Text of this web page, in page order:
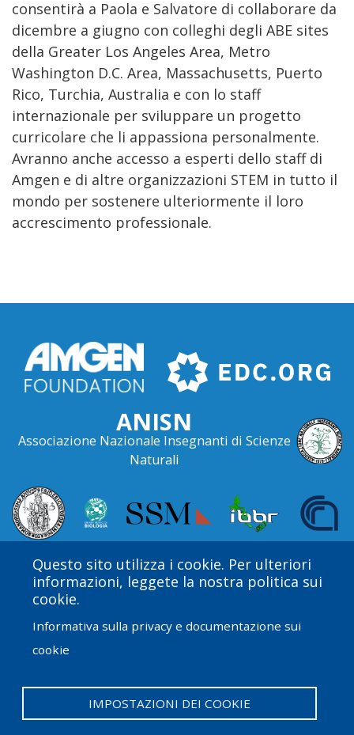
consentirà a Paola e Salvatore di collaborare da
dicembre a giugno con colleghi degli ABE sites
della Greater Los Angeles Area, Metro
Washington D.C. Area, Massachusetts, Puerto
Rico, Turchia, Australia e con lo staff
internazionale per sviluppare un progetto
curricolare che li appassiona personalmente.
Avranno anche accesso a esperti dello staff di
Amgen e di altre organizzazioni STEM in tutto il
mondo per sostenere ulteriormente il loro
accrescimento professionale.
Questo sito utilizza i cookie. Per ulteriori
informazioni, leggete la nostra politica sui
cookie.
Informativa sulla privacy e documentazione sui
cookie
IMPOSTAZIONI DEI COOKIE
ANISN
Associazione Nazionale Insegnanti di Scienze
Naturali
internazionale finanziato dal Amgen Foundation con
direzione e assistenza tecnica fornite da Education
Development Center (EDC).